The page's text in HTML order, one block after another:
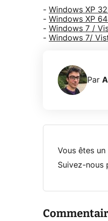
- Windows XP
- Windows XP
- Windows 7 /
- Windows 7/
Par
Vous êtes
Suivez-nous